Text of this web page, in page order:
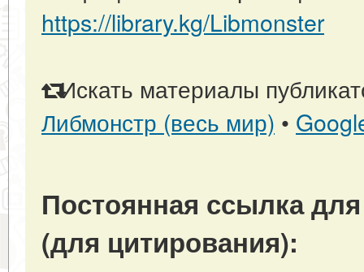
https://library.kg/Libmonster
Искать материалы
Либмонстр (весь мир) •
Постоянная ссылка
(для цитирования):